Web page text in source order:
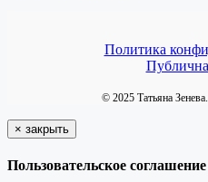
Политика
© 2025 Татьяна
× закрыть
Пользовательское соглашение